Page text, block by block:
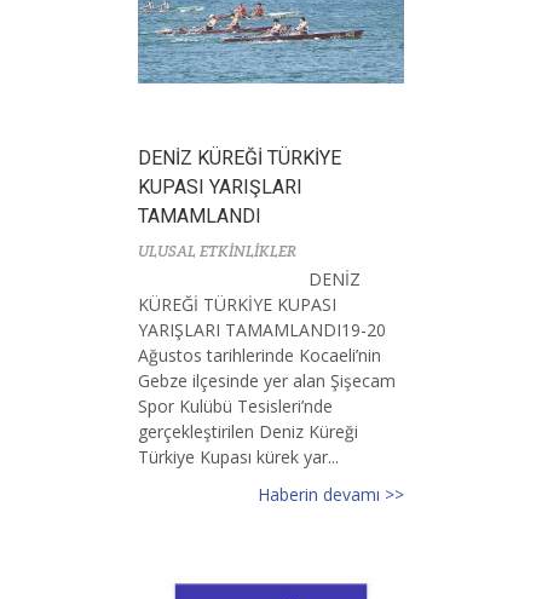
DENİZ KÜREĞİ TÜRKİYE
KUPASI YARIŞLARI
TAMAMLANDI
ULUSAL ETKİNLİKLER
DENİZ
KÜREĞİ TÜRKİYE KUPASI
YARIŞLARI TAMAMLANDI19-20
Ağustos tarihlerinde Kocaeli’nin
Gebze ilçesinde yer alan Şişecam
Spor Kulübü Tesisleri’nde
gerçekleştirilen Deniz Küreği
Türkiye Kupası kürek yar...
Haberin devamı >>